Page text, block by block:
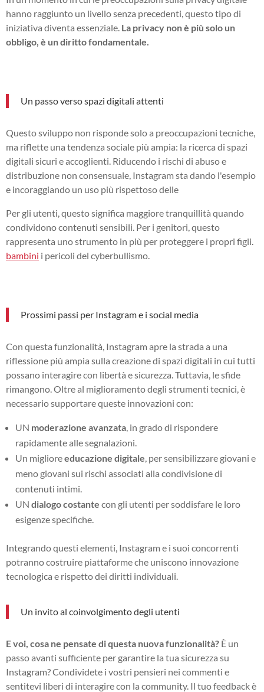
hanno raggiunto un livello senza precedenti, questo tipo di
iniziativa diventa essenziale. La privacy non è più solo un
obbligo, è un diritto fondamentale.
Un passo verso spazi digitali attenti
Questo sviluppo non risponde solo a preoccupazioni tecniche,
ma riflette una tendenza sociale più ampia: la ricerca di spazi
digitali sicuri e accoglienti. Riducendo i rischi di abuso e
distribuzione non consensuale, Instagram sta dando l'esempio
e incoraggiando un uso più rispettoso delle
Per gli utenti, questo significa maggiore tranquillità quando
condividono contenuti sensibili. Per i genitori, questo
rappresenta uno strumento in più per proteggere i propri figli.
bambini i pericoli del cyberbullismo.
Prossimi passi per Instagram e i social media
Con questa funzionalità, Instagram apre la strada a una
riflessione più ampia sulla creazione di spazi digitali in cui tutti
possano interagire con libertà e sicurezza. Tuttavia, le sfide
rimangono. Oltre al miglioramento degli strumenti tecnici, è
necessario supportare queste innovazioni con:
UN moderazione avanzata , in grado di rispondere
rapidamente alle segnalazioni.
Un miglioreeducazione digitale , per sensibilizzare giovani e
meno giovani sui rischi associati alla condivisione di
contenuti intimi.
UN dialogo costante con gli utenti per soddisfare le loro
esigenze specifiche.
Integrando questi elementi, Instagram e i suoi concorrenti
potranno costruire piattaforme che uniscono innovazione
tecnologica e rispetto dei diritti individuali.
Un invito al coinvolgimento degli utenti
E voi, cosa ne pensate di questa nuova funzionalità? È un
passo avanti sufficiente per garantire la tua sicurezza su
Instagram? Condividete i vostri pensieri nei commenti e
sentitevi liberi di interagire con la community. Il tuo feedback è